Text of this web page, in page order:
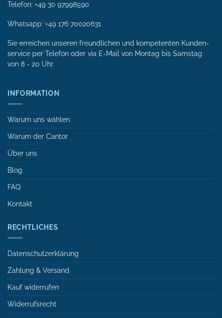
Telefon: +49 30 97998590
Whatsapp: +49 176 70020631
Sie erreichen unseren freundlichen und kompetenten Kunden­
service per Tele­fon oder via E-Mail von Mon­tag bis Samstag
von 8 - 20 Uhr.
INFORMATION
Warum uns wählen
Warum der Cantor
Über uns
Blog
FAQ
Kontakt
RECHTLICHES
Datenschutzerklärung
Zahlung & Versand
Kauf widerrufen
Widerrufsrecht